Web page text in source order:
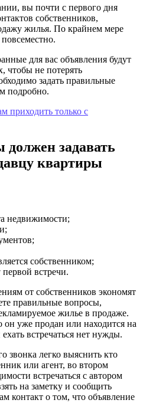
вы почти с первого дня
собственников,
жилья. По крайнем мере
повсеместно.
для вас объявления будут
чтобы не потерять
задать правильные
подробно.
приходить только с
задавать
квартиры
недвижимости;
собственником;
первой встречи.
от собственников экономят
правильные вопросы,
жилье в продаже.
он уже продан или находится на
встречаться нет нужды.
звонка легко выяснить кто
или агент, во втором
встречаться с автором
на заметку и сообщить
контакт о том, что объявление